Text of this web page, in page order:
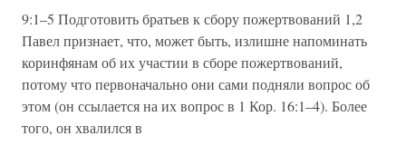
9:1–5 Подготовить братьев к сбору пожертвований 1,2
Павел признает, что, может быть, излишне напоминать
коринфянам об их участии в сборе пожертвований,
потому что первоначально они сами подняли вопрос об
этом (он ссылается на их вопрос в 1 Кор. 16:1–4). Более
того, он хвалился в